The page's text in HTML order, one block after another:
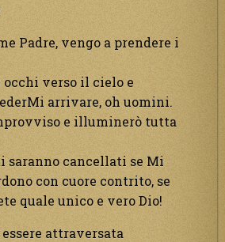
Padre, vengo a prendere i
verso il cielo e
arrivare, oh uomini.
e illuminerò tutta
saranno cancellati se Mi
con cuore contrito, se
quale unico e vero Dio!
attraversata